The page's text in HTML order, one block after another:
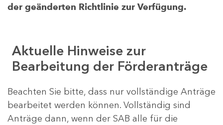
der geänderten Richtlinie zur Verfügung.
Aktuelle Hinweise zur
Bearbeitung der Förderanträge
Beachten Sie bitte, dass nur vollständige Anträge
bearbeitet werden können. Vollständig sind
Anträge dann, wenn der SAB alle für die